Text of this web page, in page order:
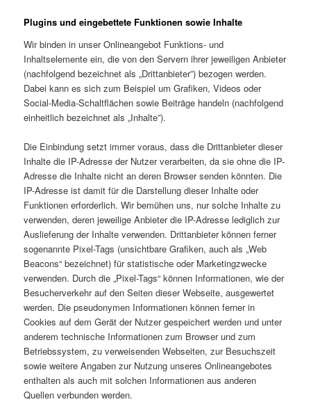
Plugins und eingebettete Funktionen sowie Inhalte
Wir binden in unser Onlineangebot Funktions- und
Inhaltselemente ein, die von den Servern ihrer jeweiligen Anbieter
(nachfolgend bezeichnet als „Drittanbieter”) bezogen werden.
Dabei kann es sich zum Beispiel um Grafiken, Videos oder
Social-Media-Schaltflächen sowie Beiträge handeln (nachfolgend
einheitlich bezeichnet als „Inhalte”).
Die Einbindung setzt immer voraus, dass die Drittanbieter dieser
Inhalte die IP-Adresse der Nutzer verarbeiten, da sie ohne die IP-
Adresse die Inhalte nicht an deren Browser senden könnten. Die
IP-Adresse ist damit für die Darstellung dieser Inhalte oder
Funktionen erforderlich. Wir bemühen uns, nur solche Inhalte zu
verwenden, deren jeweilige Anbieter die IP-Adresse lediglich zur
Auslieferung der Inhalte verwenden. Drittanbieter können ferner
sogenannte Pixel-Tags (unsichtbare Grafiken, auch als „Web
Beacons“ bezeichnet) für statistische oder Marketingzwecke
verwenden. Durch die „Pixel-Tags“ können Informationen, wie der
Besucherverkehr auf den Seiten dieser Webseite, ausgewertet
werden. Die pseudonymen Informationen können ferner in
Cookies auf dem Gerät der Nutzer gespeichert werden und unter
anderem technische Informationen zum Browser und zum
Betriebssystem, zu verweisenden Webseiten, zur Besuchszeit
sowie weitere Angaben zur Nutzung unseres Onlineangebotes
enthalten als auch mit solchen Informationen aus anderen
Quellen verbunden werden.